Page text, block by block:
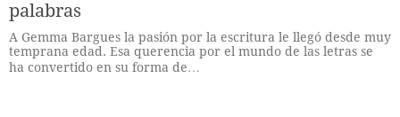
palabras
A Gemma Bargues la pasión por la escritura le llegó desde muy
temprana edad. Esa querencia por el mundo de las letras se
ha convertido en su forma de…